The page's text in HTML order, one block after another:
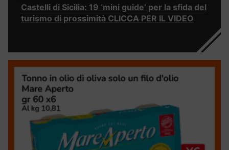
Castelli di Sicilia: 19 ‘mini guide’ per la sfida del
turismo di prossimità CLICCA PER IL VIDEO